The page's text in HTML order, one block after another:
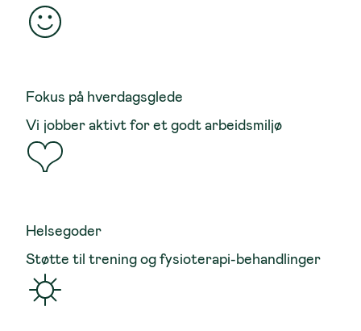
Fokus på hverdagsglede
Vi jobber aktivt for et godt arbeidsmiljø
Helsegoder
Støtte til trening og fysioterapi-behandlinger